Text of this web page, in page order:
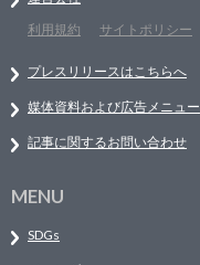
利用規約
サイトポリシー
プレスリリースはこちらへ
媒体資料および広告メニュー
記事に関するお問い合わせ
MENU
SDGs